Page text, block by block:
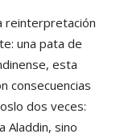
reinterpretación
una pata de
esta
consecuencias
dos veces:
Aladdin, sino